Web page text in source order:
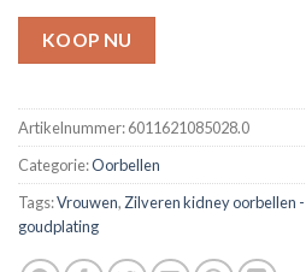
KOOP NU
Artikelnummer:6011621085028.0
Categorie:Oorbellen
Tags:Vrouwen, Zilveren kidney oorbellen
goudplating